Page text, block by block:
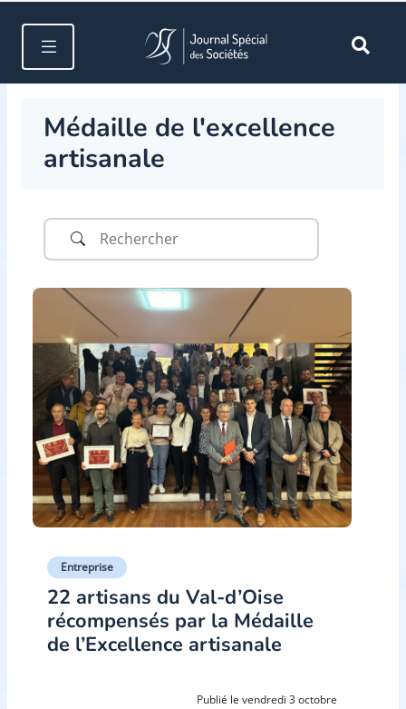
Médaille de l'excellence
artisanale
Entreprise
22 artisans du Val-d’Oise
récompensés par la Médaille
de l’Excellence artisanale
Publié le vendredi 3 octobre